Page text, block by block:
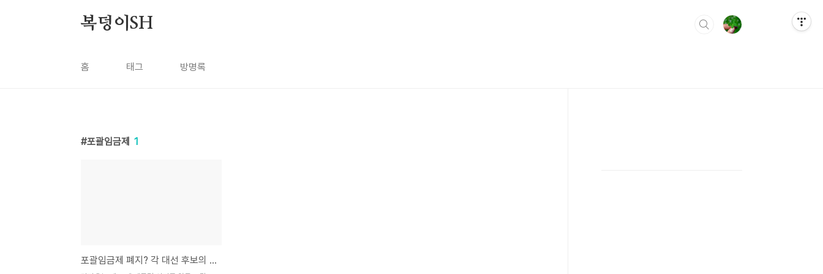
복덩이SH
홈 태그 방명록
포괄임금제 1
포괄임금제 폐지? 각 대선 후보의 노동 공약 총정리